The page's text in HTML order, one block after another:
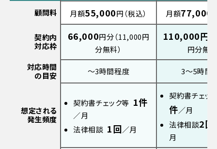
顧問料 月額55,000円（税込） 月額77,000
契約内
対応枠
66,000円分（11,000円
分無料）
110,000円
円分無料
対応時間
の目安
〜3時間程度 3〜5時間
想定される
発生頻度
契約書チェック等 1件
／月
法律相談 1回／月
契約書チェッ
件／月
法律相談2回
月